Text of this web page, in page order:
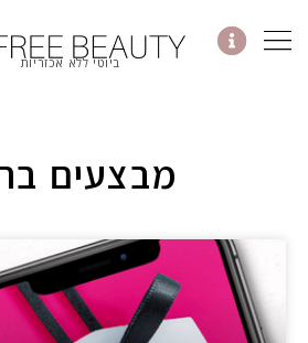
לתוכן
ביוטי ללא אכזריות
מבצעים